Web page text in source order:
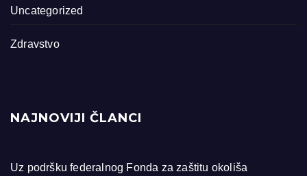
Uncategorized
Zdravstvo
NAJNOVIJI ČLANCI
Uz podršku federalnog Fonda za zaštitu okoliša